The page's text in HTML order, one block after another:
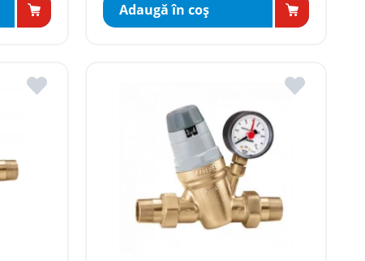
Adaugă în coş